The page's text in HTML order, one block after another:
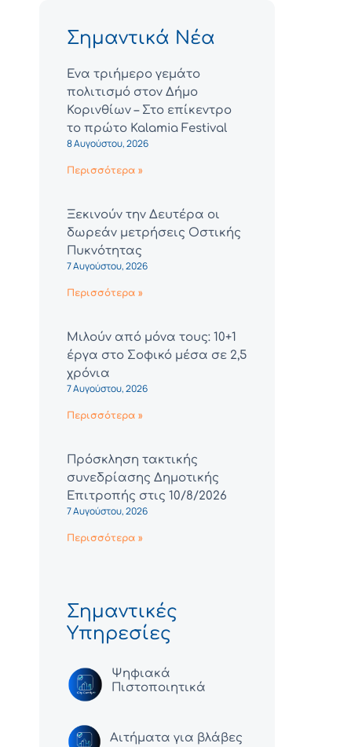
Σημαντικά Νέα
Ένα τριήμερο γεμάτο
πολιτισμό στον Δήμο
Κορινθίων – Στο επίκεντρο
το πρώτο Kalamia Festival
8 Αυγούστου, 2026
Περισσότερα »
Ξεκινούν την Δευτέρα οι
δωρεάν μετρήσεις Οστικής
Πυκνότητας
7 Αυγούστου, 2026
Περισσότερα »
Μιλούν από μόνα τους: 10+1
έργα στο Σοφικό μέσα σε 2,5
χρόνια
7 Αυγούστου, 2026
Περισσότερα »
Πρόσκληση τακτικής
συνεδρίασης Δημοτικής
Επιτροπής στις 10/8/2026
7 Αυγούστου, 2026
Περισσότερα »
Σημαντικές
Υπηρεσίες
Ψηφιακά
Πιστοποιητικά
Αιτήματα για βλάβες